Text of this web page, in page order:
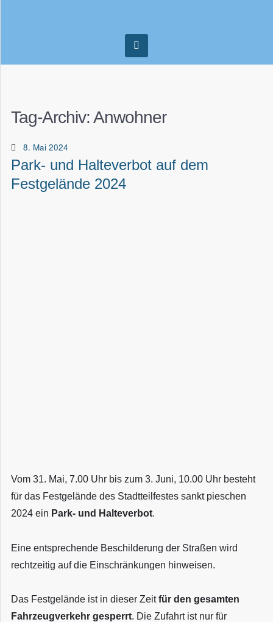
Tag-Archiv:Anwohner
8. Mai 2024
Park- und Halteverbot auf dem
Festgelände 2024
Vom 31. Mai, 7.00 Uhr bis zum 3. Juni, 10.00 Uhr besteht
für das Festgelände des Stadtteilfestes sankt pieschen
2024 ein Park- und Halteverbot.
Eine entsprechende Beschilderung der Straßen wird
rechtzeitig auf die Einschränkungen hinweisen.
Das Festgelände ist in dieser Zeitfür den gesamten
Fahrzeugverkehr gesperrt. Die Zufahrt ist nur für